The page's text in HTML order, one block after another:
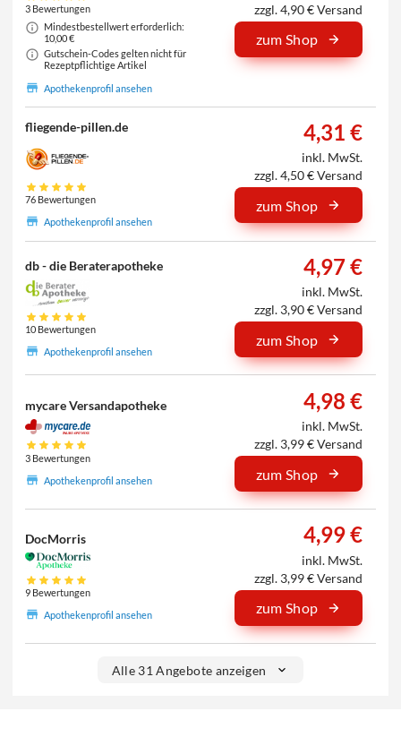
3 Bewertungen
Mindestbestellwert erforderlich:
10,00 €
Gutschein-Codes gelten nicht für
Rezeptpflichtige Artikel
Apothekenprofil ansehen
zzgl. 4,90 € Versand
zum Shop
fliegende-pillen.de
76 Bewertungen
Apothekenprofil ansehen
4,31 €
inkl. MwSt.
zzgl. 4,50 € Versand
zum Shop
db - die Beraterapotheke
10 Bewertungen
Apothekenprofil ansehen
4,97 €
inkl. MwSt.
zzgl. 3,90 € Versand
zum Shop
mycare Versandapotheke
3 Bewertungen
Apothekenprofil ansehen
4,98 €
inkl. MwSt.
zzgl. 3,99 € Versand
zum Shop
DocMorris
9 Bewertungen
Apothekenprofil ansehen
4,99 €
inkl. MwSt.
zzgl. 3,99 € Versand
zum Shop
Alle 31 Angebote anzeigen